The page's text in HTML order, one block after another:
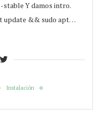
Y damos intro.
update && sudo apt…
Instalación